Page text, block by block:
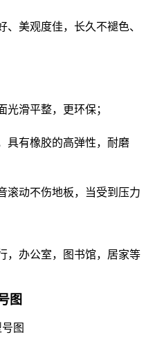
美观度佳，长久不褪色、
光滑平整，更环保；
有橡胶的高弹性，耐磨
滚动不伤地板，当受到压力
办公室，图书馆，居家等
图